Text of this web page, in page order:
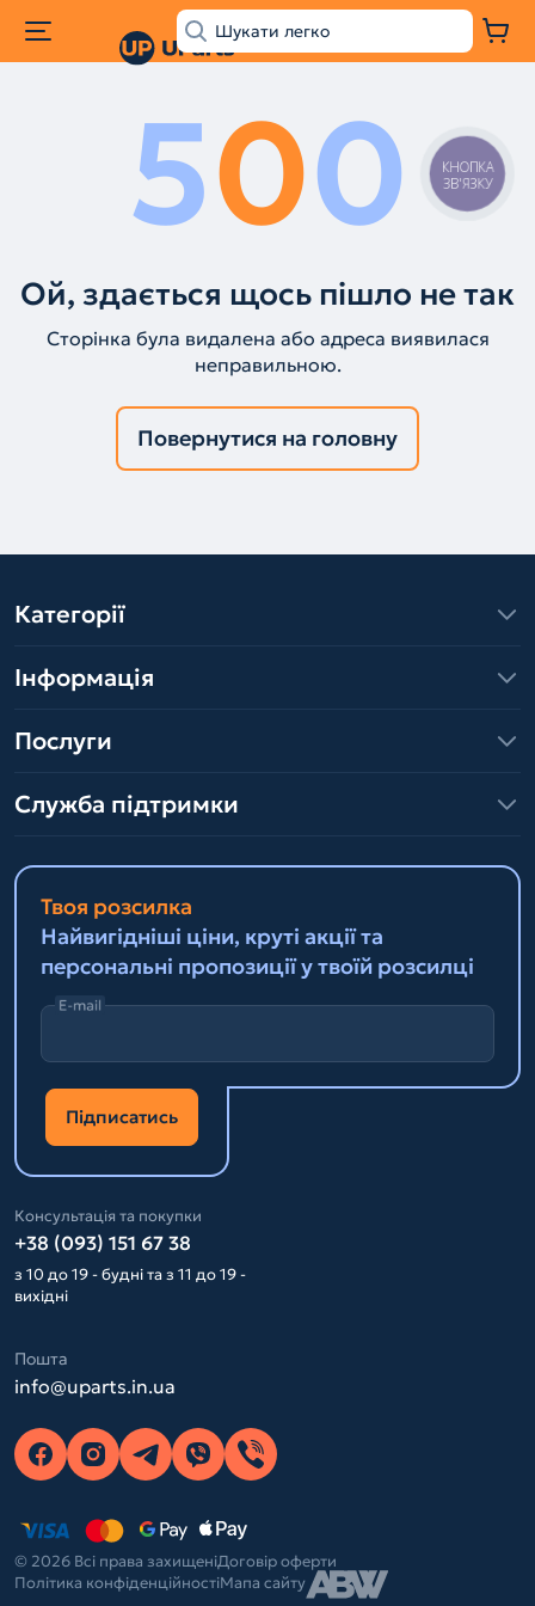
500
Ой, здається щось пішло не так
Сторінка була видалена або адреса виявилася
неправильною.
Повернутися на головну
Категорії
Інформація
Послуги
Служба підтримки
Твоя розсилка
Найвигідніші ціни, круті акції та
персональні пропозиції у твоїй розсилці
E-mail
Підписатись
Консультація та покупки
+38 (093) 151 67 38
з 10 до 19 - будні та з 11 до 19 -
вихідні
Пошта
info@uparts.in.ua
© 2026 Всі права захищеніДоговір оферти
Політика конфіденційностіМапа сайту
КНОПКА
ЗВ'ЯЗКУ